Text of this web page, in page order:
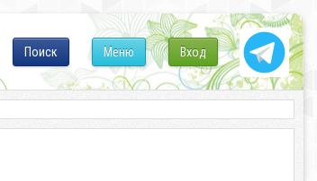
Вход
Меню
Поиск